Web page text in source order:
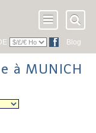
Blog
à MUNICH